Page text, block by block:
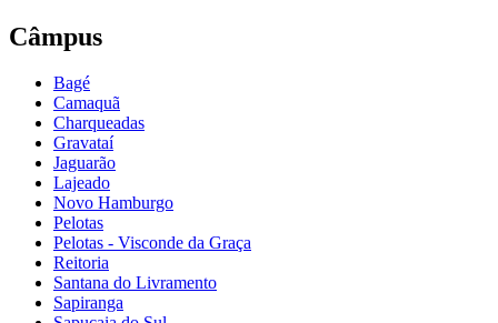
Câmpus
Bagé
Camaquã
Charqueadas
Gravataí
Jaguarão
Lajeado
Novo Hamburgo
Pelotas
Pelotas - Visconde da Graça
Reitoria
Santana do Livramento
Sapiranga